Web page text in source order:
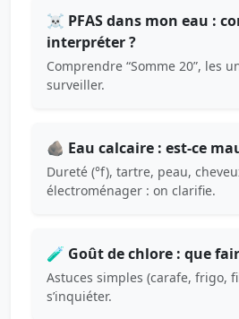
☠️ PFAS dans mon eau :
interpréter ?
Comprendre “Somme 20”, les
surveiller.
🪨 Eau calcaire : est-ce
Dureté (°f), tartre, peau,
électroménager : on clarifie.
🧪 Goût de chlore : que
Astuces simples (carafe, frigo,
s’inquiéter.